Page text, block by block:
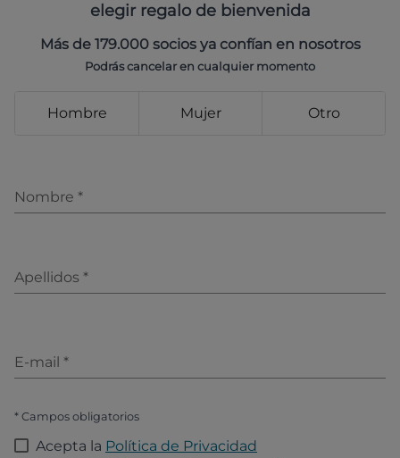
elegir regalo de bienvenida
Más de 179.000 socios ya confían en nosotros
Podrás cancelar en cualquier momento
Hombre Mujer Otro
Nombre *
Apellidos *
E-mail *
* Campos obligatorios
Acepta la Política de Privacidad